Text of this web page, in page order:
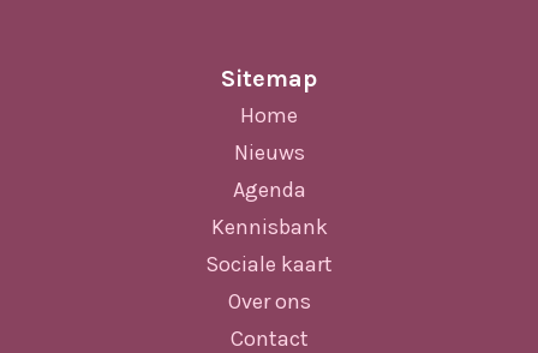
Sitemap
Home
Nieuws
Agenda
Kennisbank
Sociale kaart
Over ons
Contact